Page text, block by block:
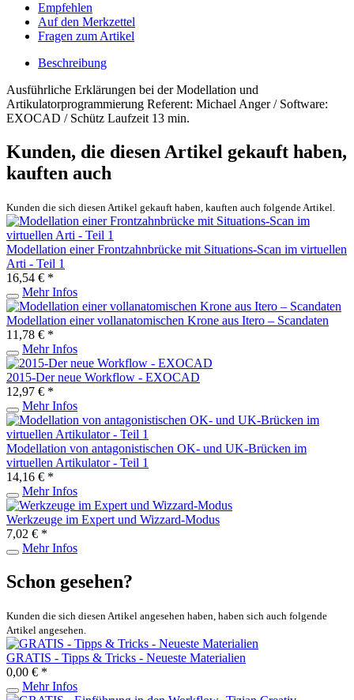
Empfehlen
Auf den Merkzettel
Fragen zum Artikel
Beschreibung
Ausführliche Erklärungen bei der Modellation und
Artikulatorprogrammierung Referent: Michael Anger / Software:
EXOCAD / Schütz Laufzeit 13 min.
Kunden, die diesen Artikel gekauft haben,
kauften auch
Kunden die sich diesen Artikel gekauft haben, kauften auch folgende Artikel.
Modellation einer Frontzahnbrücke mit Situations-Scan im virtuellen
Arti - Teil 1
16,54 € *
Mehr Infos
Modellation einer vollanatomischen Krone aus Itero – Scandaten
11,78 € *
Mehr Infos
2015-Der neue Workflow - EXOCAD
12,97 € *
Mehr Infos
Modellation von antagonistischen OK- und UK-Brücken im
virtuellen Artikulator - Teil 1
14,16 € *
Mehr Infos
Werkzeuge im Expert und Wizzard-Modus
7,02 € *
Mehr Infos
Schon gesehen?
Kunden die sich diesen Artikel angesehen haben, haben sich auch folgende
Artikel angesehen.
GRATIS - Tipps & Tricks - Neueste Materialien
0,00 € *
Mehr Infos